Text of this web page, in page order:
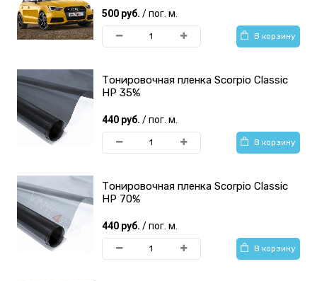
500 руб. / пог. м.
В корзину
Тонировочная пленка Scorpio Classic
HP 35%
440 руб. / пог. м.
В корзину
Тонировочная пленка Scorpio Classic
HP 70%
440 руб. / пог. м.
В корзину